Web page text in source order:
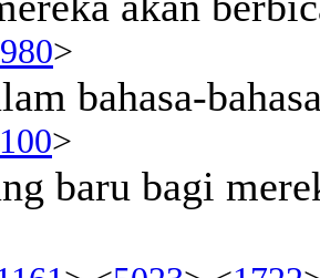
>
bahasa-
>
baru bagi